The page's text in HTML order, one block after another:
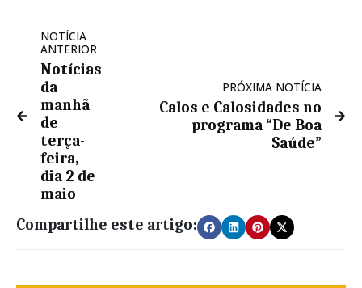
NOTÍCIA
ANTERIOR
Notícias
da
manhã
de
terça-
feira,
dia 2 de
maio
PRÓXIMA NOTÍCIA
Calos e Calosidades no
programa “De Boa
Saúde”
Compartilhe este artigo: